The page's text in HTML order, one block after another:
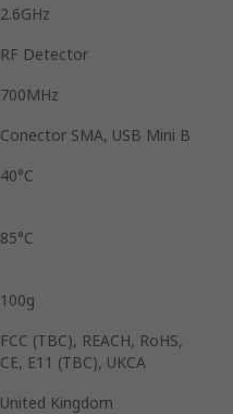
2.6GHz
RF Detector
700MHz
Conector SMA, USB Mini B
40°C
85°C
100g
FCC (TBC), REACH, RoHS,
CE, E11 (TBC), UKCA
United Kingdom